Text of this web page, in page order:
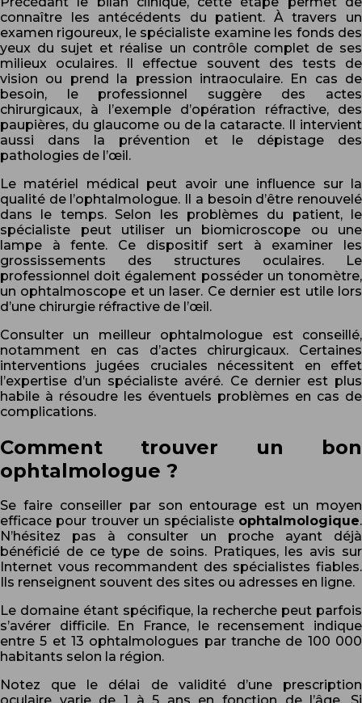
connaître les antécédents du patient. À travers un
examen rigoureux, le spécialiste examine les fonds des
yeux du sujet et réalise un contrôle complet de ses
milieux oculaires. Il effectue souvent des tests de
vision ou prend la pression intraoculaire. En cas de
besoin, le professionnel suggère des actes
chirurgicaux, à l’exemple d’opération réfractive, des
paupières, du glaucome ou de la cataracte. Il intervient
aussi dans la prévention et le dépistage des
pathologies de l’œil.
Le matériel médical peut avoir une influence sur la
qualité de l’ophtalmologue. Il a besoin d’être renouvelé
dans le temps. Selon les problèmes du patient, le
spécialiste peut utiliser un biomicroscope ou une
lampe à fente. Ce dispositif sert à examiner les
grossissements des structures oculaires. Le
professionnel doit également posséder un tonomètre,
un ophtalmoscope et un laser. Ce dernier est utile lors
d’une chirurgie réfractive de l’œil.
Consulter un meilleur ophtalmologue est conseillé,
notamment en cas d’actes chirurgicaux. Certaines
interventions jugées cruciales nécessitent en effet
l’expertise d’un spécialiste avéré. Ce dernier est plus
habile à résoudre les éventuels problèmes en cas de
complications.
Comment trouver un bon
ophtalmologue ?
Se faire conseiller par son entourage est un moyen
efficace pour trouver un spécialiste ophtalmologique.
N’hésitez pas à consulter un proche ayant déjà
bénéficié de ce type de soins. Pratiques, les avis sur
Internet vous recommandent des spécialistes fiables.
Ils renseignent souvent des sites ou adresses en ligne.
Le domaine étant spécifique, la recherche peut parfois
s’avérer difficile. En France, le recensement indique
entre 5 et 13 ophtalmologues par tranche de 100 000
habitants selon la région.
Notez que le délai de validité d’une prescription